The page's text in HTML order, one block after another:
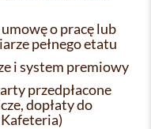
o pracę lub
pełnego etatu
i system premiowy
przedpłacone
dopłaty do